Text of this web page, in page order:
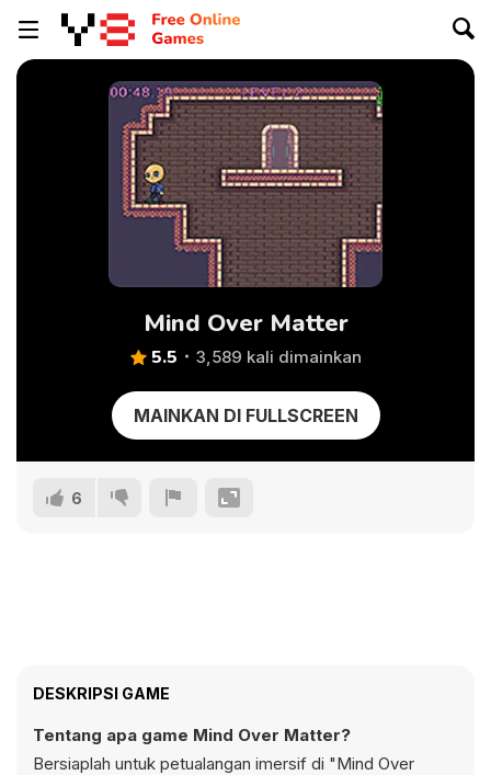
Mind Over Matter
5.5 3,589 kali dimainkan
MAINKAN DI FULLSCREEN
6
DESKRIPSI GAME
Tentang apa game Mind Over Matter?
Bersiaplah untuk petualangan imersif di "Mind Over